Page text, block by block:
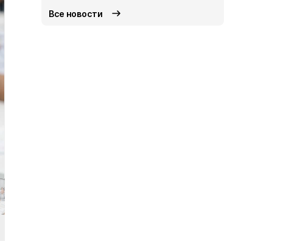
Все новости